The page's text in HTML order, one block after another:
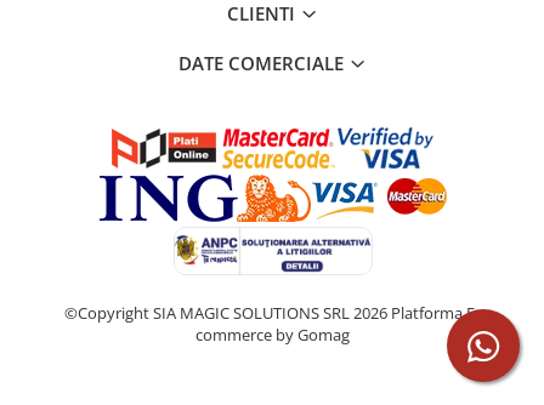
CLIENTI
DATE COMERCIALE
©Copyright SIA MAGIC SOLUTIONS SRL 2026 Platforma E-
commerce by Gomag